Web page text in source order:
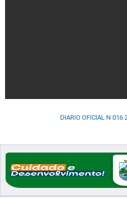
DIARIO OFICIAL N 016